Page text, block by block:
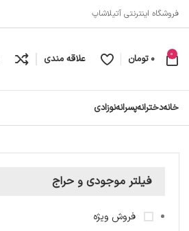
فروشگاه اینترنتی آتیلاشاپ
0
0 تومان علاقه مندی
خانهدخترانهپسرانهنوزادی
فیلتر موجودی و حراج
فروش ویژه